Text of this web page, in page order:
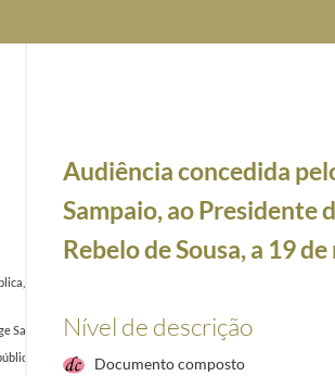
Aníbal Cavaco Silva e Maria Cavaco Silva, a 5 de dezembro
Sampaio, a Estrasburgo para a Cerimónia de Instalação do
Jorge Sampaio, à deputada, membro da Comissão
Audiência concedida
Sampaio, ao Presidente
Rebelo de Sousa, a 19
Nível de descrição
Documento composto